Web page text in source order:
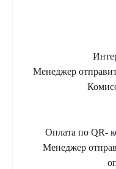
Менеджер
Оплата по QR-
Менеджер